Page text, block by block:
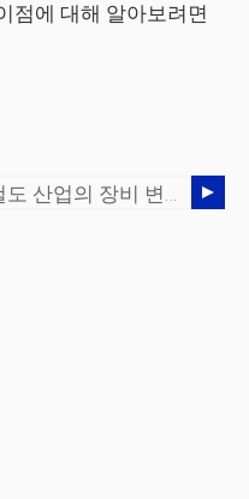
점에 대해 알아보려면
철도 산업의 장비 변경 및 알아야 할 사항